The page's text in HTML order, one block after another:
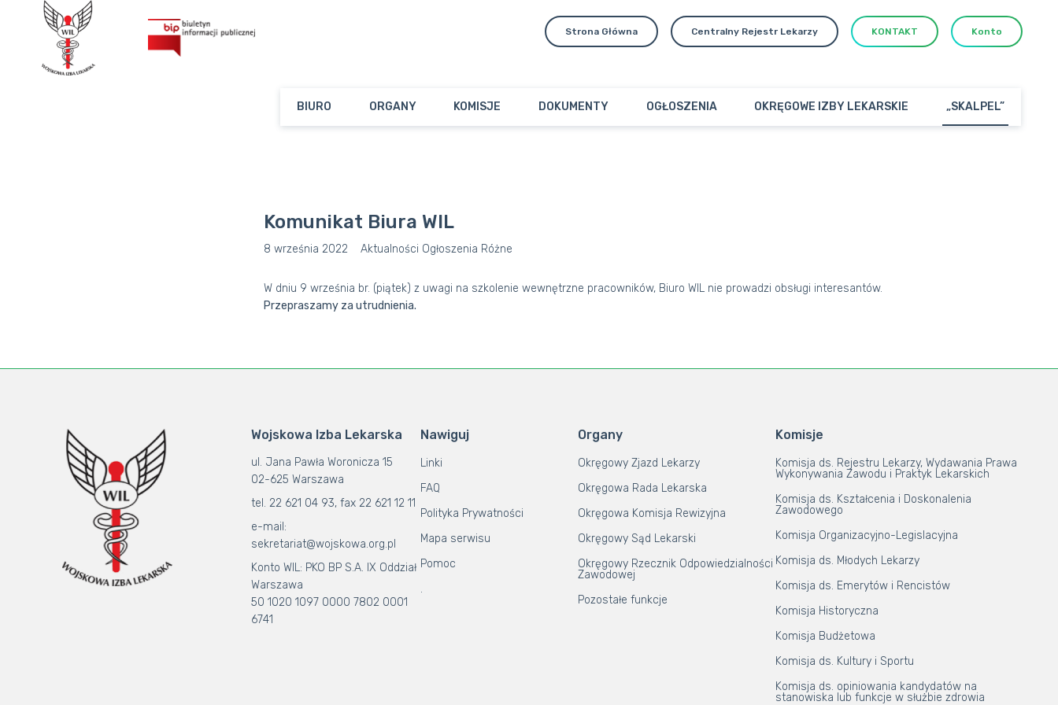
Strona Główna Centralny Rejestr Lekarzy KONTAKT Konto
BIURO ORGANY KOMISJE DOKUMENTY OGŁOSZENIA OKRĘGOWE IZBY LEKARSKIE „SKALPEL”
Komunikat Biura WIL
8 września 2022 Aktualności Ogłoszenia Różne
W dniu 9 września br. (piątek) z uwagi na szkolenie wewnętrzne pracowników, Biuro WIL nie prowadzi obsługi interesantów.
Przepraszamy za utrudnienia.
Wojskowa Izba Lekarska
ul. Jana Pawła Woronicza 15
02-625 Warszawa
tel. 22 621 04 93, fax 22 621 12 11
e-mail:
sekretariat@wojskowa.org.pl
Konto WIL: PKO BP S.A. IX Oddział
Warszawa
50 1020 1097 0000 7802 0001
6741
Nawiguj
Linki
FAQ
Polityka Prywatności
Mapa serwisu
Pomoc
.
Organy
Okręgowy Zjazd Lekarzy
Okręgowa Rada Lekarska
Okręgowa Komisja Rewizyjna
Okręgowy Sąd Lekarski
Okręgowy Rzecznik Odpowiedzialności
Zawodowej
Pozostałe funkcje
Komisje
Komisja ds. Rejestru Lekarzy, Wydawania Prawa
Wykonywania Zawodu i Praktyk Lekarskich
Komisja ds. Kształcenia i Doskonalenia
Zawodowego
Komisja Organizacyjno-Legislacyjna
Komisja ds. Młodych Lekarzy
Komisja ds. Emerytów i Rencistów
Komisja Historyczna
Komisja Budżetowa
Komisja ds. Kultury i Sportu
Komisja ds. opiniowania kandydatów na
stanowiska lub funkcje w służbie zdrowia